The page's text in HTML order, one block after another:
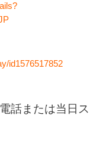
id1576517852
話または当日ス